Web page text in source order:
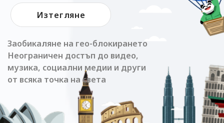
Изтегляне
Заобикаляне на гео-блокирането
Неограничен достъп до видео,
музика, социални медии и други
от всяка точка на света